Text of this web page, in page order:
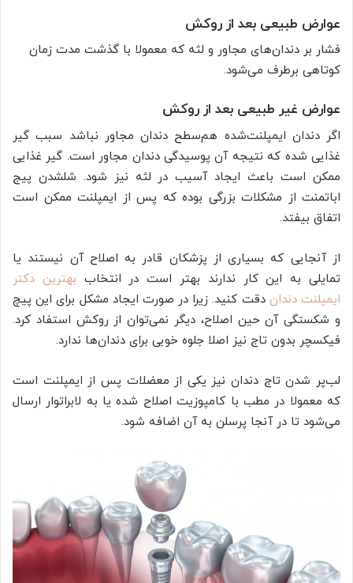
عوارض طبیعی بعد از روکش
فشار بر دندان‌های مجاور و لثه که معمولا با گذشت مدت زمان
کوتاهی برطرف می‌شود.
عوارض غیر طبیعی بعد از روکش
اگر دندان ایمپلنت‌شده هم‌سطح دندان مجاور نباشد سبب گیر
غذایی شده که نتیجه آن پوسیدگی دندان مجاور است. گیر غذایی
ممکن است باعث ایجاد آسیب در لثه نیز شود. شل­شدن پیج
اباتمنت از مشکلات بزرگی بوده که پس از ایمپلنت ممکن است
اتفاق بیفتد.
از آنجایی که بسیاری از پزشکان قادر به اصلاح آن نیستند یا
تمایلی به این کار ندارند بهتر است در انتخاب بهترین دکتر
ایمپلنت دندان دقت کنید. زیرا در صورت ایجاد مشکل برای این پیچ
و شکستگی آن حین اصلاح، دیگر نمی‌توان از روکش استفاد کرد.
فیکسچر بدون تاج نیز اصلا جلوه خوبی برای دندان‌ها ندارد.
لب‌پر شدن تاج دندان نیز یکی از معضلات پس از ایمپلنت است
که معمولا در مطب با کامپوزیت اصلاح شده یا به لابراتوار ارسال
می‌شود تا در آنجا پرسلن به آن اضافه شود.